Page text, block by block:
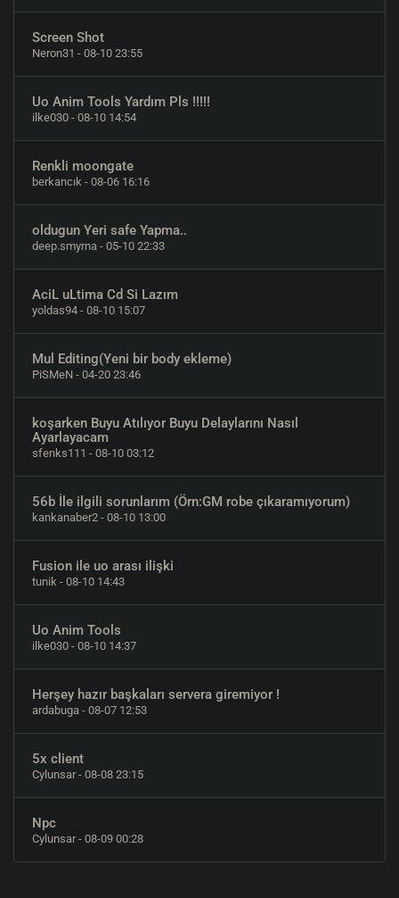
Screen Shot
Neron31 - 08-10 23:55
Uo Anim Tools Yardım Pls !!!!!
ilke030 - 08-10 14:54
Renkli moongate
berkancık - 08-06 16:16
oldugun Yeri safe Yapma..
deep.smyrna - 05-10 22:33
AciL uLtima Cd Si Lazım
yoldas94 - 08-10 15:07
Mul Editing(Yeni bir body ekleme)
PiSMeN - 04-20 23:46
koşarken Buyu Atılıyor Buyu Delaylarını Nasıl
Ayarlayacam
sfenks111 - 08-10 03:12
56b İle ilgili sorunlarım (Örn:GM robe çıkaramıyorum)
kankanaber2 - 08-10 13:00
Fusion ile uo arası ilişki
tunik - 08-10 14:43
Uo Anim Tools
ilke030 - 08-10 14:37
Herşey hazır başkaları servera giremiyor !
ardabuga - 08-07 12:53
5x client
Cylunsar- 08-08 23:15
Npc
Cylunsar- 08-09 00:28